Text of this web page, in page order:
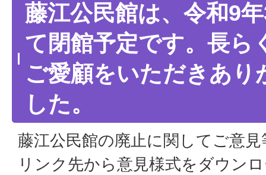
藤江公民館は、令和9
て閉館予定です。長ら
ご愛顧をいただきあり
した。
藤江公民館の廃止に関してご意
リンク先から意見様式をダウン